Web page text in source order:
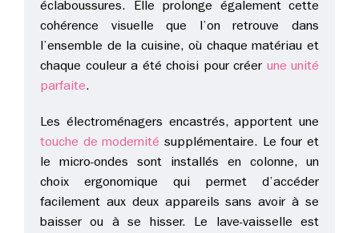
éclaboussures. Elle prolonge également cette
cohérence visuelle que l’on retrouve dans
l’ensemble de la cuisine, où chaque matériau et
chaque couleur a été choisi pour créer une unité
parfaite.
Les électroménagers encastrés, apportent une
touche de modernité supplémentaire. Le four et
le micro-ondes sont installés en colonne, un
choix ergonomique qui permet d’accéder
facilement aux deux appareils sans avoir à se
baisser ou à se hisser. Le lave-vaisselle est